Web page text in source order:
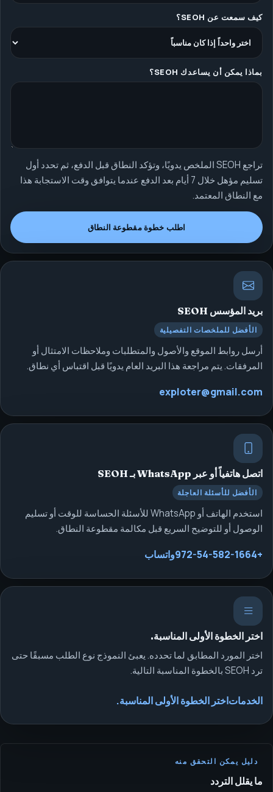
كيف سمعت عن SEOH؟
بماذا يمكن أن يساعدك SEOH؟
تراجع SEOH الملخص يدويًا، وتؤكد النطاق قبل الدفع، ثم تحدد أول
تسليم مؤهل خلال 7 أيام بعد الدفع عندما يتوافق وقت الاستجابة هذا
مع النطاق المعتمد.
اطلب خطوة مقطوعة النطاق
بريد المؤسس
الأفضل للملخصات التفصيلية
أرسل روابط الموقع والأصول والمتطلبات وملاحظات الامتثال أو
المرفقات. يتم مراجعة هذا البريد العام يدويًا قبل اقتباس أي نطاق.
exploter@gmail.com
اتصل هاتفياً أو عبر WhatsApp بـ SEOH
الأفضل للأسئلة العاجلة
استخدم الهاتف أو WhatsApp للأسئلة الحساسة للوقت أو تسليم
الوصول أو للتوضيح السريع قبل مكالمة مقطوعة النطاق.
+972-54-582-1664 واتساب
اختر الخطوة الأولى المناسبة.
اختر المورد المطابق لما تحدده. يعبئ النموذج نوع الطلب مسبقًا حتى
ترد SEOH بالخطوة المناسبة التالية.
الخدماتاختر الخطوة الأولى المناسبة.
دليل يمكن التحقق منه
ما يقلل التردد